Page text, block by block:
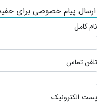
ارسال پیام خصوصی برای
نام کامل
تلفن تماس
پست الکترونیک